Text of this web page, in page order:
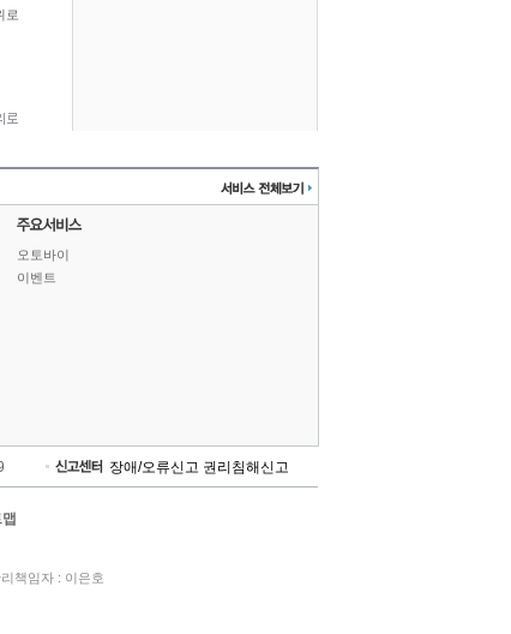
로
오토바이
이벤트
장애/오류신고 권리침해신고
책임자 : 이은호